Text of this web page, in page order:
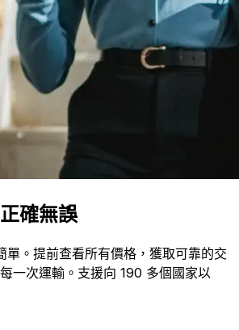
確無誤
單。提前查看所有價格，獲取可靠的交
一次運輸。支援向 190 多個國家以